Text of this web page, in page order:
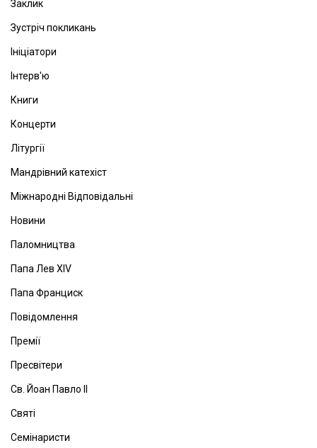
Заклик
Зустріч покликань
Ініціатори
Інтерв'ю
Книги
Концерти
Літургії
Мандрівний катехіст
Міжнародні Відповідальні
Новини
Паломництва
Папа Лев ХІV
Папа Франциск
Повідомлення
Премії
Пресвітери
Св. Йоан Павло ІІ
Святі
Семінаристи